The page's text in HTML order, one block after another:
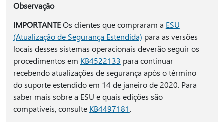
Observação
IMPORTANTEOs clientes que compraram a ESU
(Atualização de Segurança Estendida) para as versões
locais desses sistemas operacionais deverão seguir os
procedimentos em KB4522133 para continuar
recebendo atualizações de segurança após o término
do suporte estendido em 14 de janeiro de 2020. Para
saber mais sobre a ESU e quais edições são
compatíveis, consulte KB4497181.